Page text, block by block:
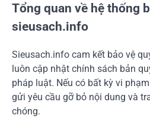
Tổng quan về hệ thống
sieusach.info
Sieusach.info cam kết bảo vệ
luôn cập nhật chính sách bản
pháp luật. Nếu có bất kỳ vi
gửi yêu cầu gỡ bỏ nội dung và
chóng.